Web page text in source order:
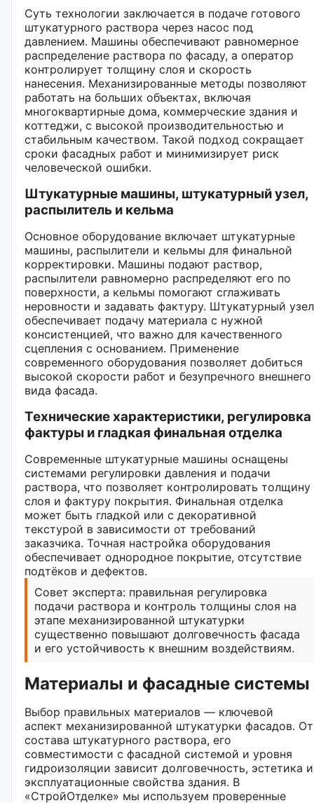
Суть технологии заключается в подаче готового
штукатурного раствора через насос под
давлением. Машины обеспечивают равномерное
распределение раствора по фасаду, а оператор
контролирует толщину слоя и скорость
нанесения. Механизированные методы позволяют
работать на больших объектах, включая
многоквартирные дома, коммерческие здания и
коттеджи, с высокой производительностью и
стабильным качеством. Такой подход сокращает
сроки фасадных работ и минимизирует риск
человеческой ошибки.
Штукатурные машины, штукатурный узел,
распылитель и кельма
Основное оборудование включает штукатурные
машины, распылители и кельмы для финальной
корректировки. Машины подают раствор,
распылители равномерно распределяют его по
поверхности, а кельмы помогают сглаживать
неровности и задавать фактуру. Штукатурный узел
обеспечивает подачу материала с нужной
консистенцией, что важно для качественного
сцепления с основанием. Применение
современного оборудования позволяет добиться
высокой скорости работ и безупречного внешнего
вида фасада.
Технические характеристики, регулировка
фактуры и гладкая финальная отделка
Современные штукатурные машины оснащены
системами регулировки давления и подачи
раствора, что позволяет контролировать толщину
слоя и фактуру покрытия. Финальная отделка
может быть гладкой или с декоративной
текстурой в зависимости от требований
заказчика. Точная настройка оборудования
обеспечивает однородное покрытие, отсутствие
подтёков и дефектов.
Совет эксперта: правильная регулировка
подачи раствора и контроль толщины слоя на
этапе механизированной штукатурки
существенно повышают долговечность фасада
и его устойчивость к внешним воздействиям.
Материалы и фасадные системы
Выбор правильных материалов — ключевой
аспект механизированной штукатурки фасадов. От
состава штукатурного раствора, его
совместимости с фасадной системой и уровня
гидроизоляции зависит долговечность, эстетика и
эксплуатационные свойства здания. В
«СтройОтделке» мы используем проверенные